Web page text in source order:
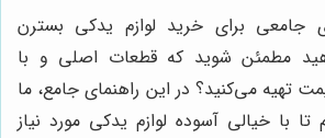
جامعی برای خرید لوازم یدکی بسترن
مطمئن شوید که قطعات اصلی و با
تهیه می‌کنید؟ در این راهنمای جامع، ما
با خیالی آسوده لوازم یدکی مورد نیاز